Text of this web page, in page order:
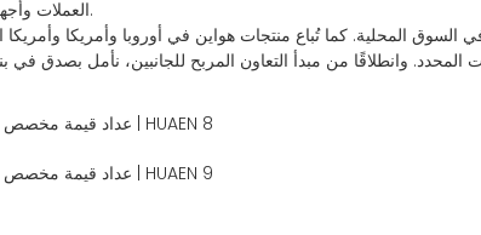
العملات وأجهزة كشف التزييف في الصين.
وانطلاقًا من مبدأ التعاون المربح للجانبين، نأمل بصدق في